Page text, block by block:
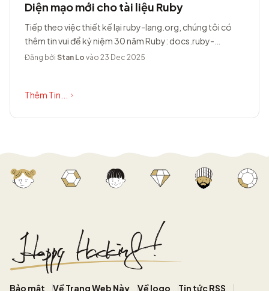
Diện mạo mới cho tài liệu Ruby
Tiếp theo việc thiết kế lại ruby-lang.org, chúng tôi có
thêm tin vui để kỷ niệm 30 năm Ruby: docs.ruby-
lang.org có diện mạo hoàn toàn...
Đăng bởi Stan Lo vào 23 Dec 2025
Thêm Tin...
Bảo mật Về Trang Web Này Về logo
Tin tức RSS